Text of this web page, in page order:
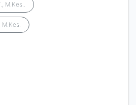
M.Kes..
M.Kes.